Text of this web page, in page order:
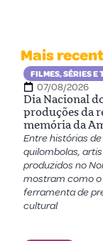
Mais
FILMES, SÉRIES E
07/08/2026
Dia Nacional
produções da
memória da
Entre histórias
quilombolas,
produzidos no
mostram como
ferramenta de
cultural